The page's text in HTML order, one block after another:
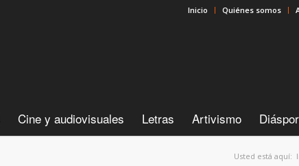
Inicio Quiénes somos
Cine y audiovisuales Letras Artivismo
Usted está aquí: